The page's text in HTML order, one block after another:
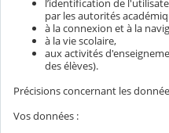
l’identification de
par les autorités
à la connexion et à la
à la vie scolaire,
aux activités
des élèves).
Précisions concernant les
Vos données :